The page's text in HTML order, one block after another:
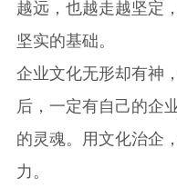
越远，也越走越坚定
坚实的基础。
企业文化无形却有神
后，一定有自己的企
的灵魂。用文化治企
力。